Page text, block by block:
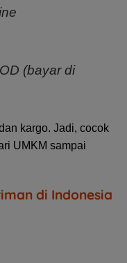
(bayar di
kargo. Jadi, cocok
UMKM sampai
di Indonesia